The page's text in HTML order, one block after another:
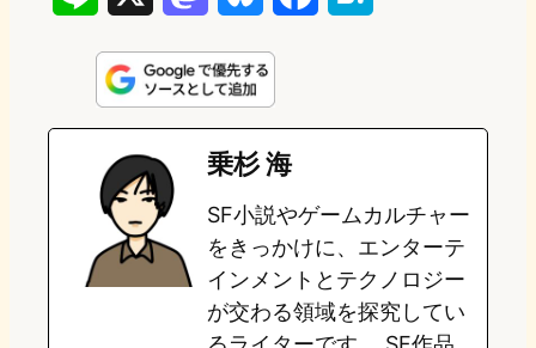
n
e
s
t
o
d
o
n
u
e
s
k
y
e
o
o
k
e
a
乗杉 海
SF小説やゲームカルチャー
をきっかけに、エンターテ
インメントとテクノロジー
が交わる領域を探究してい